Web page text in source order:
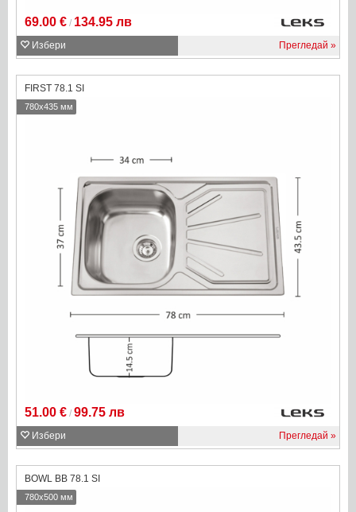
69.00 € / 134.95 лв
Избери Прегледай
FIRST 78.1 SI
51.00 € / 99.75 лв
Избери Прегледай
780x435 мм
BOWL BB 78.1 SI
780x500 мм